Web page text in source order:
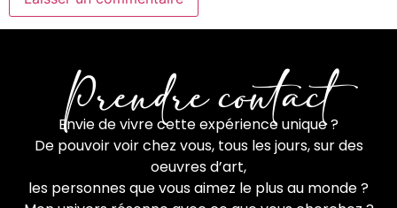
Prendre contact
Envie de vivre cette expérience unique ?
De pouvoir voir chez vous, tous les jours, sur des
oeuvres d’art,
les personnes que vous aimez le plus au monde ?